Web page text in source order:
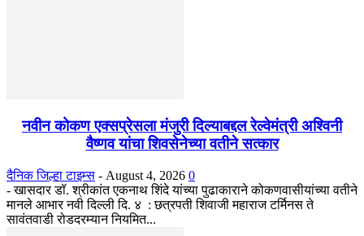
नवीन कोकण एक्सप्रेसला मंजुरी दिल्याबद्दल रेल्वेमंत्री अश्विनी
वैष्णव यांचा शिवसेनेच्या वतीने सत्कार
दैनिक जिल्हा टाइम्स - August 4, 2026 0
- खासदार डॉ. श्रीकांत एकनाथ शिंदे यांच्या पुढाकाराने कोकणवासीयांच्या वतीने
मानले आभार नवी दिल्ली दि. ४ : छत्रपती शिवाजी महाराज टर्मिनस ते
सावंतवाडी रोडदरम्यान नियमित...